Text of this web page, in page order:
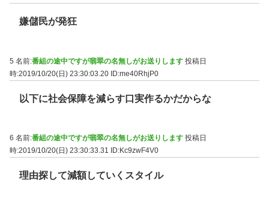
嫌儲民が発狂
5 名前:番組の途中ですが翡翠の名無しがお送りします 投稿日
時:2019/10/20(日) 23:30:03.20 ID:me40RhjP0
以下に社会保障を減らす口実作るかだからな
6 名前:番組の途中ですが翡翠の名無しがお送りします 投稿日
時:2019/10/20(日) 23:30:33.31
ID:Kc9zwF4V0
理由探して減額していくスタイル